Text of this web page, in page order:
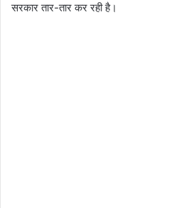
सरकार तार-तार कर रही है।